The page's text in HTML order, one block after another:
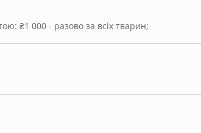
₴1 000 - разово за всіх тварин;